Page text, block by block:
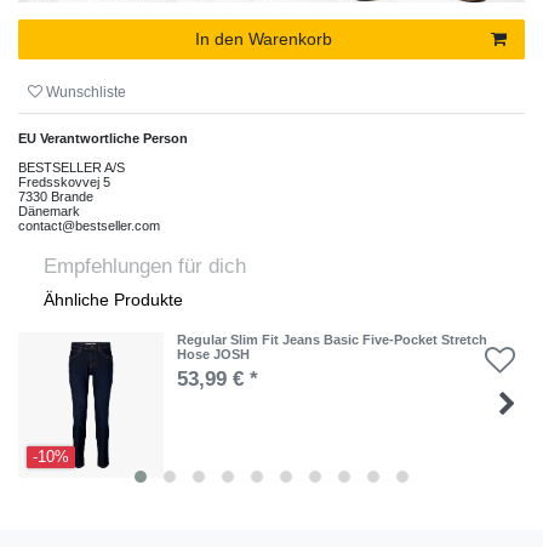
In den Warenkorb
Wunschliste
EU Verantwortliche Person
BESTSELLER A/S
Fredsskovvej 5
7330 Brande
Dänemark
contact@bestseller.com
Empfehlungen für dich
Ähnliche Produkte
-10%
Regular Slim Fit Jeans Basic Five-Pocket Stretch
Hose JOSH
53,99 € *